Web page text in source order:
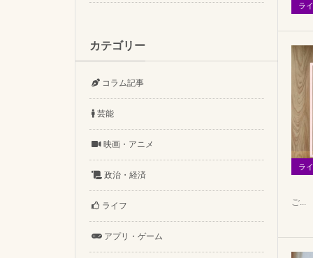
ラ
ラ
ご...
カテゴリー
コラム記事
芸能
映画・アニメ
政治・経済
ライフ
アプリ・ゲーム